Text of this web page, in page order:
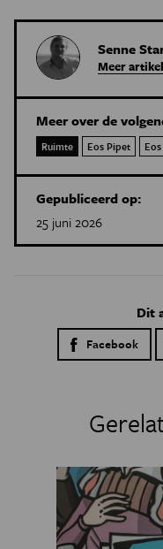
Senne
Meer
Meer over de
Ruimte Eos Pipet
Gepubliceerd op:
25 juni 2026
Dit
Facebook